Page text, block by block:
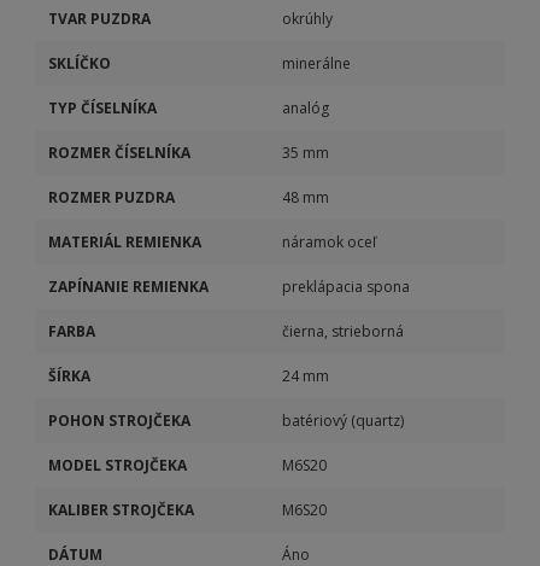
TVAR PUZDRA okrúhly
SKLÍČKO minerálne
TYP ČÍSELNÍKA analóg
ROZMER ČÍSELNÍKA 35 mm
ROZMER PUZDRA 48 mm
MATERIÁL REMIENKA náramok oceľ
ZAPÍNANIE REMIENKA preklápacia spona
FARBA čierna, strieborná
ŠÍRKA 24 mm
POHON STROJČEKA batériový (quartz)
MODEL STROJČEKA M6S20
KALIBER STROJČEKA M6S20
DÁTUM Áno